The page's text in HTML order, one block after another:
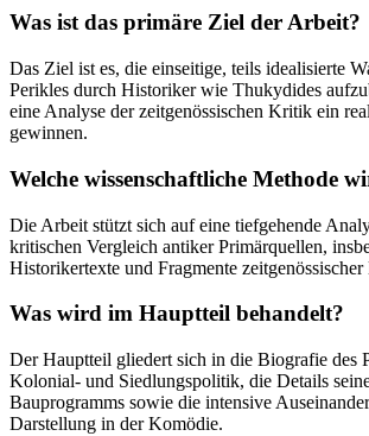
Was ist das primäre Ziel der Arbeit?
Das Ziel ist es, die einseitige, teils idealisierte
Perikles durch Historiker wie Thukydides
eine Analyse der zeitgenössischen Kritik ein
gewinnen.
Welche wissenschaftliche Methode
Die Arbeit stützt sich auf eine tiefgehende
kritischen Vergleich antiker Primärquellen,
Historikertexte und Fragmente
Was wird im Hauptteil behandelt?
Der Hauptteil gliedert sich in die Biografie des
Kolonial- und Siedlungspolitik, die Details
Bauprogramms sowie die intensive
Darstellung in der Komödie.